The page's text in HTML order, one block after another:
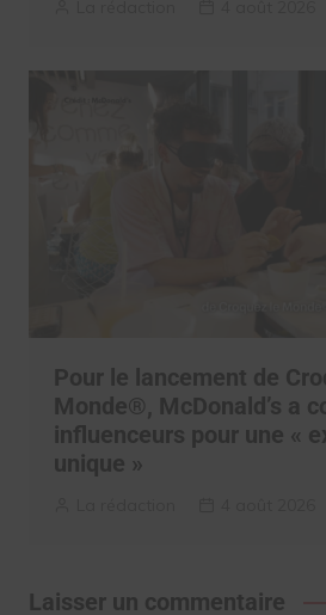
Pour le lancement de
Monde®, McDonald’s a
influenceurs pour une «
unique »
Laisser un commentaire